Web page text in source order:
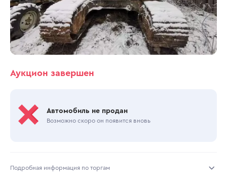
Аукцион завершен
Автомобиль не продан
Возможно скоро он появится вновь
Подробная информация по торгам